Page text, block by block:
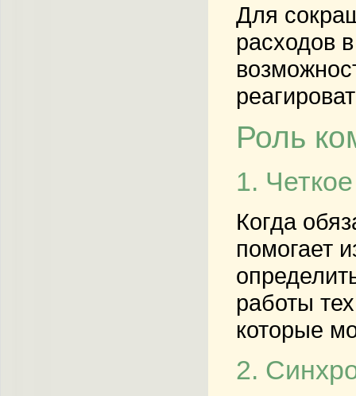
Для
расходов
Роль
1.
Когда
помогает
работы
которые
2.